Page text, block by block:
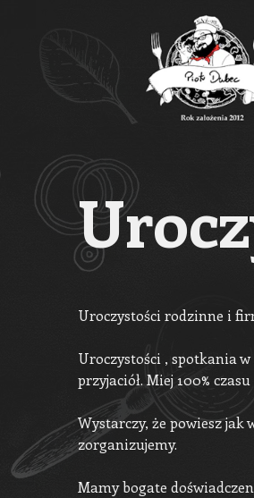
Uroczystości rodzinne i
Uroczystości , spotkania
przyjaciół. Miej 100%
Wystarczy, że powiesz jak
zorganizujemy.
Mamy bogate